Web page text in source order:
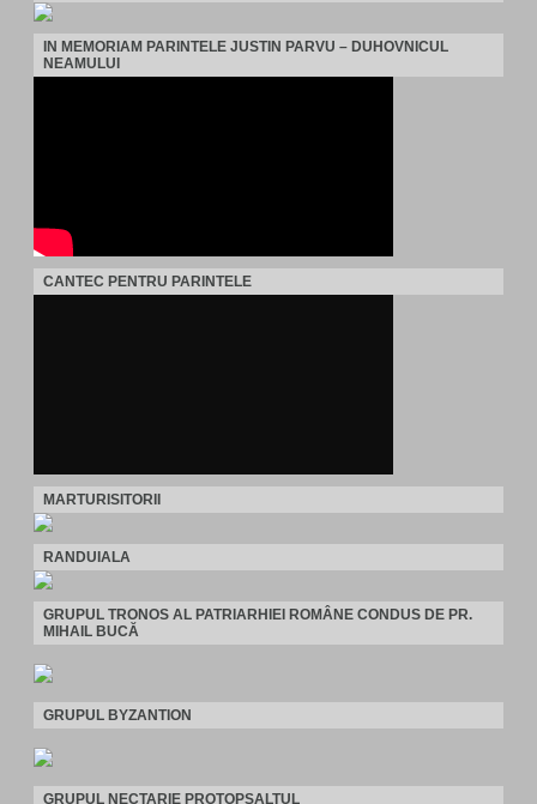
IN MEMORIAM PARINTELE JUSTIN PARVU – DUHOVNICUL
NEAMULUI
CANTEC PENTRU PARINTELE
MARTURISITORII
RANDUIALA
GRUPUL TRONOS AL PATRIARHIEI ROMÂNE CONDUS DE PR.
MIHAIL BUCĂ
GRUPUL BYZANTION
GRUPUL NECTARIE PROTOPSALTUL